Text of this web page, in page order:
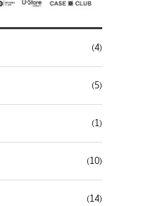
(4)
(5)
(1)
(10)
(14)